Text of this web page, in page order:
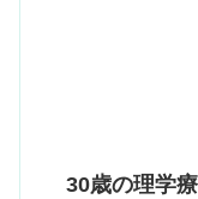
30歳の理学